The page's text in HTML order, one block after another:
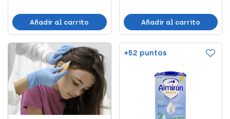
Añadir al carrito Añadir al carrito
+52 puntos